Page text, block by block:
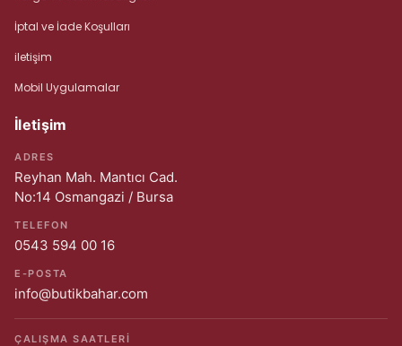
İptal ve İade Koşulları
iletişim
Mobil Uygulamalar
İletişim
ADRES
Reyhan Mah. Mantıcı Cad.
No:14 Osmangazi / Bursa
TELEFON
0543 594 00 16
E-POSTA
info@butikbahar.com
ÇALIŞMA SAATLERI